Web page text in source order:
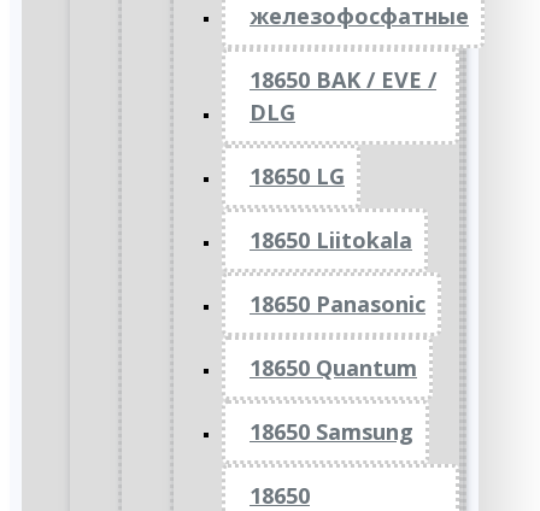
железофосфатные
18650 BAK / EVE /
DLG
18650 LG
18650 Liitokala
18650 Panasonic
18650 Quantum
18650 Samsung
18650